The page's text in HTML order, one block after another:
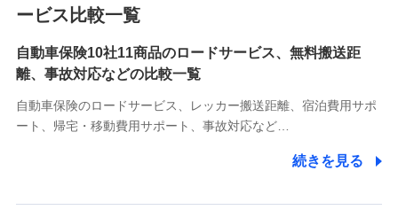
各種お問い合わせに対応するため
10.受託業務の 個人情報
受託業務の遂行およびこれらに準ずる業務の遂行のため
11.マイカー通勤管理クラウド並びに法人向けASPサー
をお送りするため
ービス比較一覧
自動車保険10社11商品のロードサービス、無料搬送距
離、事故対応などの比較一覧
自動車保険のロードサービス、レッカー搬送距離、宿泊費用サポ
ート、帰宅・移動費用サポート、事故対応など…
続きを見る